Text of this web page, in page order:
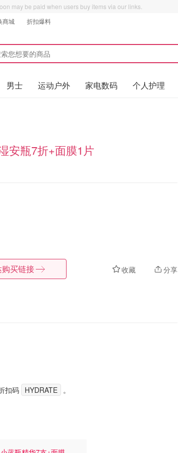
may be paid when users buy items via our links.
商城 折扣爆料
男士 运动户外 家电数码 个人护理
安瓶7折+面膜1片
收藏 分享
购买链接
扣码 HYDRATE 。